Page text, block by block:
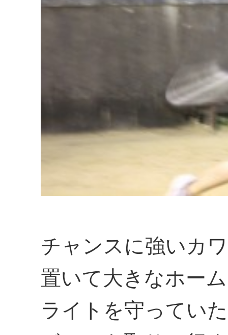
チャンスに強いカ
置いて大きなホー
ライトを守ってい